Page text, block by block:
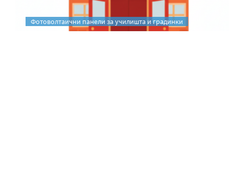
Фотоволтаични панели за училишта и градинки